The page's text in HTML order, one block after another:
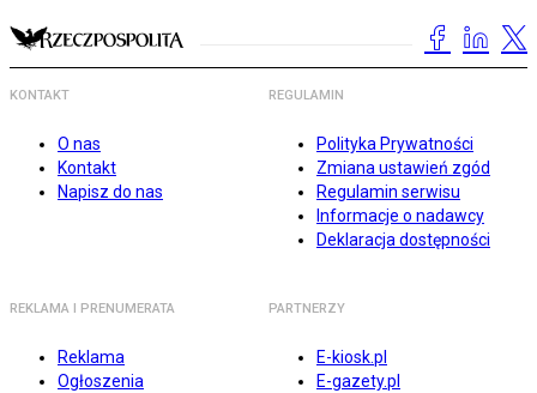
KONTAKT
O nas
Kontakt
Napisz do nas
REGULAMIN
Polityka Prywatności
Zmiana ustawień zgód
Regulamin serwisu
Informacje o nadawcy
Deklaracja dostępności
REKLAMA I PRENUMERATA
Reklama
Ogłoszenia
PARTNERZY
E-kiosk.pl
E-gazety.pl